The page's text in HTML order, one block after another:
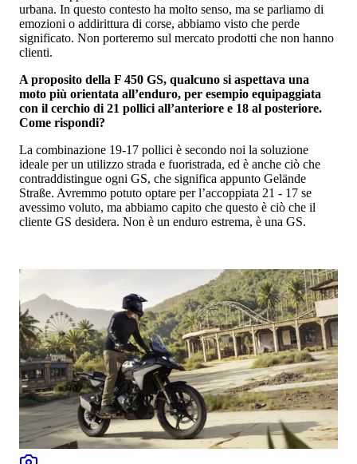
urbana. In questo contesto ha molto senso, ma se parliamo di
emozioni o addirittura di corse, abbiamo visto che perde
significato. Non porteremo sul mercato prodotti che non hanno
clienti.
A proposito della F 450 GS, qualcuno si aspettava una
moto più orientata all’enduro, per esempio equipaggiata
con il cerchio di 21 pollici all’anteriore e 18 al posteriore.
Come rispondi?
La combinazione 19-17 pollici è secondo noi la soluzione
ideale per un utilizzo strada e fuoristrada, ed è anche ciò che
contraddistingue ogni GS, che significa appunto Gelände
Straße. Avremmo potuto optare per l’accoppiata 21 - 17 se
avessimo voluto, ma abbiamo capito che questo è ciò che il
cliente GS desidera. Non è un enduro estrema, è una GS.